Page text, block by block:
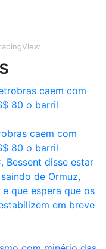
caem com
80 o barril
Bessent disse estar
de Ormuz,
que espera que os
em breve